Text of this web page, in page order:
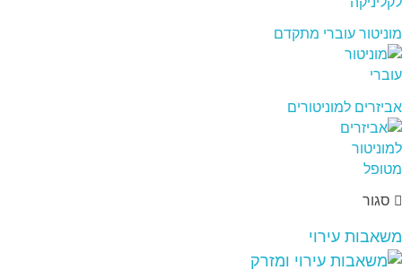
מוניטור עוברי מתקדם
אביזרים למוניטורים
סגור
משאבות עירוי